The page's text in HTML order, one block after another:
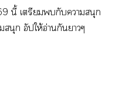
นี้ เตรียมกับาสนุก
นุก อัปให้อ่านกันาๆ